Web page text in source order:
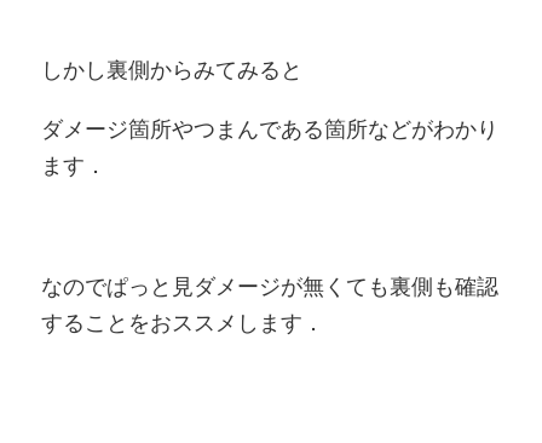
しかし裏側からみてみると
ダメージ箇所やつまんである箇所などがわかり
ます．
なのでぱっと見ダメージが無くても裏側も確認
することをおススメします．